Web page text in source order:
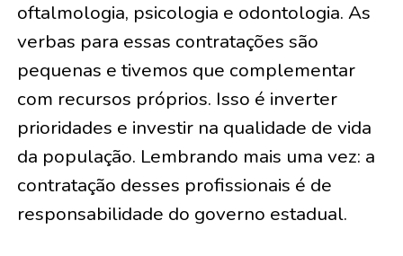
oftalmologia, psicologia e odontologia. As
verbas para essas contratações são
pequenas e tivemos que complementar
com recursos próprios. Isso é inverter
prioridades e investir na qualidade de vida
da população. Lembrando mais uma vez: a
contratação desses profissionais é de
responsabilidade do governo estadual.